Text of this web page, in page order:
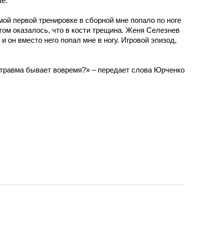
первой тренировке в сборной мне попало по ноге
оказалось, что в кости трещина. Женя Селезнев
вместо него попал мне в ногу. Игровой эпизод,
бывает вовремя?» – передает слова Юрченко